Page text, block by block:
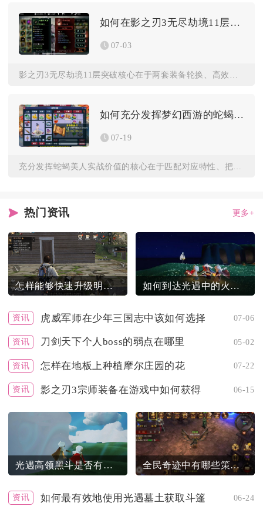
如何在影之刃3无尽劫境11层取得突破
07-03
如何充分发挥梦幻西游的蛇蝎美人
07-19
热门资讯 更多+
怎样能够快速升级明日之后等级 如何到达光遇中的火焰试炼场地
资讯 虎威军师在少年三国志中该如何选择 07-06
资讯 刀剑天下个人boss的弱点在哪里 05-02
资讯 怎样在地板上种植摩尔庄园的花 07-22
资讯 影之刃3宗师装备在游戏中如何获得 06-15
光遇高领黑斗是否有特定的获取途径 全民奇迹中有哪些策略可以帮助提升战力
资讯 如何最有效地使用光遇墓土获取斗篷 06-24